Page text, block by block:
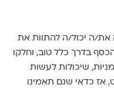
ה יכול/ה להתוות את
הכסף בדרך כלל טוב, וחלקו
שיכולות לעשות
אז כדאי שגם תאמינו